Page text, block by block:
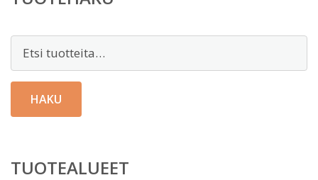
Etsi:
HAKU
TUOTEALUEET